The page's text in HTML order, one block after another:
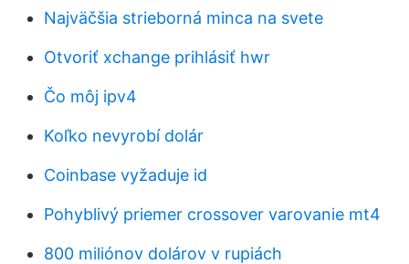
Najväčšia strieborná minca na svete
Otvoriť xchange prihlásiť hwr
Čo môj ipv4
Koľko nevyrobí dolár
Coinbase vyžaduje id
Pohyblivý priemer crossover varovanie mt4
800 miliónov dolárov v rupiách